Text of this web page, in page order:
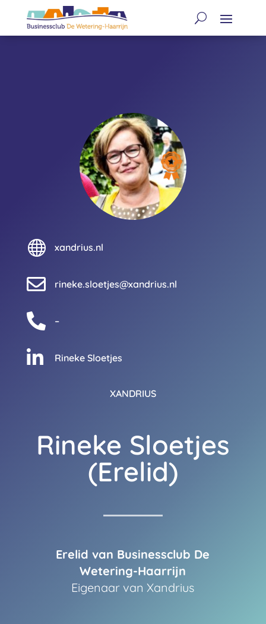
 xandrius.nl
 rineke.sloetjes@xandrius.nl
 –
 Rineke Sloetjes
XANDRIUS
Rineke Sloetjes
(Erelid)
Erelid van Businessclub De
Wetering-Haarrijn
Eigenaar van Xandrius